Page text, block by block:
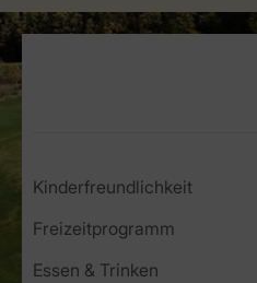
Kinderfreundlichkeit
Freizeitprogramm
Essen & Trinken